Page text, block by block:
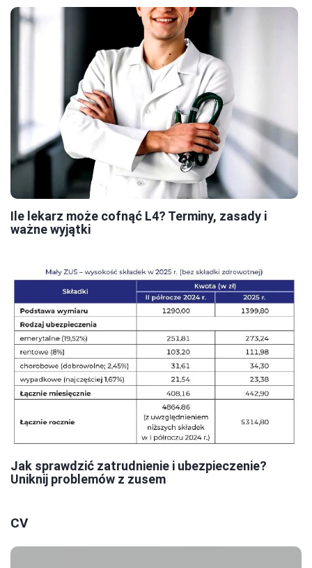
Ile lekarz może cofnąć L4? Terminy, zasady i
ważne wyjątki
Jak sprawdzić zatrudnienie i ubezpieczenie?
Uniknij problemów z zusem
CV